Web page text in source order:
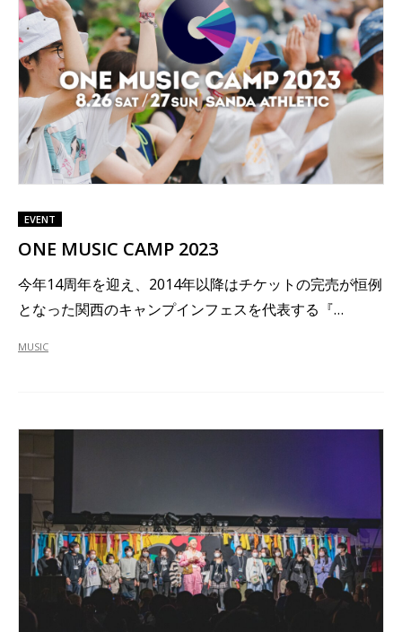
EVENT
ONE MUSIC CAMP 2023
今年14周年を迎え、2014年以降はチケットの完売が恒例
となった関西のキャンプインフェスを代表する『…
MUSIC